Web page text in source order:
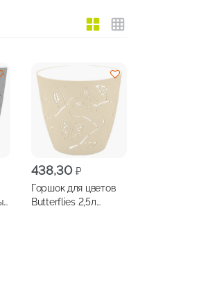
438,30 ₽
Горшок для цветов
Butterflies 2,5л